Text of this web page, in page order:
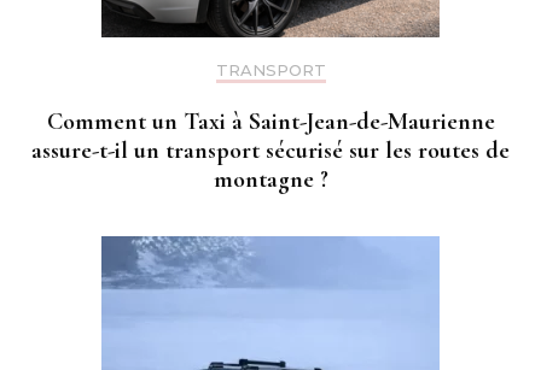
TRANSPORT
Comment un Taxi à Saint-Jean-de-Maurienne
assure-t-il un transport sécurisé sur les routes de
montagne ?